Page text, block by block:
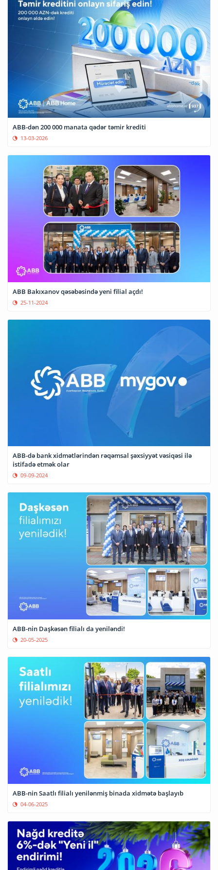
ABB-dən 200 000 manata qədər təmir krediti
13-03-2026
ABB Bakıxanov qəsəbəsində yeni filial açdı!
25-11-2024
ABB-də bank xidmətlərindən rəqəmsal şəxsiyyət vəsiqəsi ilə
istifadə etmək olar
09-09-2024
ABB-nin Daşkəsən filialı da yeniləndi!
20-05-2025
ABB-nin Saatlı filialı yenilənmiş binada xidmətə başlayıb
04-06-2025